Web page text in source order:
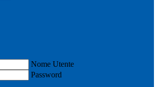
Nome Utente
Password